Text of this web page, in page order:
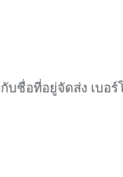
บชื่อที่อยู่จัดส่ง เบอ